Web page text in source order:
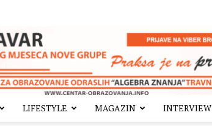
LIFESTYLE MAGAZIN INTERVIEW